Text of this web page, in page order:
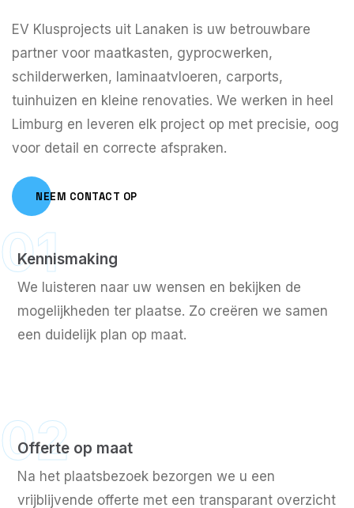
EV Klusprojects uit Lanaken is uw betrouwbare
partner voor maatkasten, gyprocwerken,
schilderwerken, laminaatvloeren, carports,
tuinhuizen en kleine renovaties. We werken in heel
Limburg en leveren elk project op met precisie, oog
voor detail en correcte afspraken.
NEEM CONTACT OP
01
Kennismaking
We luisteren naar uw wensen en bekijken de
mogelijkheden ter plaatse. Zo creëren we samen
een duidelijk plan op maat.
02
Offerte op maat
Na het plaatsbezoek bezorgen we u een
vrijblijvende offerte met een transparant overzicht